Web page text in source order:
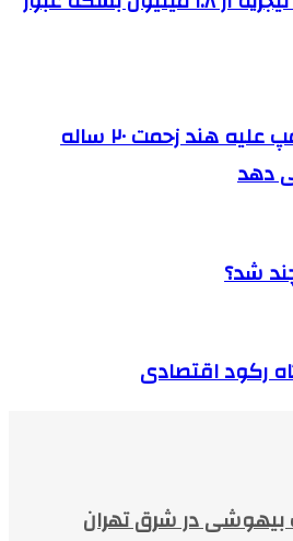
سیاست های ترامپ علیه هند زحمت ۲۰ ساله
دهد
شد؟
رکود اقتصادی
بیهوشی در شرق تهران